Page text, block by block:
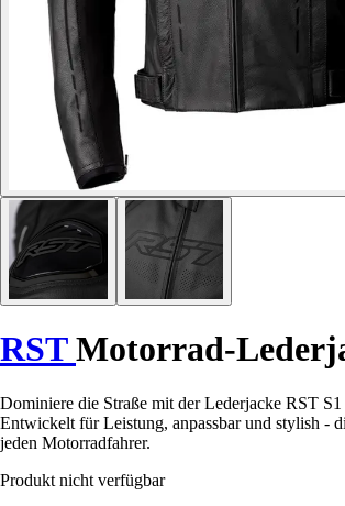
RSTMotorrad-
Dominiere die Straße mit der Lederjacke RST
Entwickelt für Leistung, anpassbar und stylish -
jeden Motorradfahrer.
Produkt nicht verfügbar